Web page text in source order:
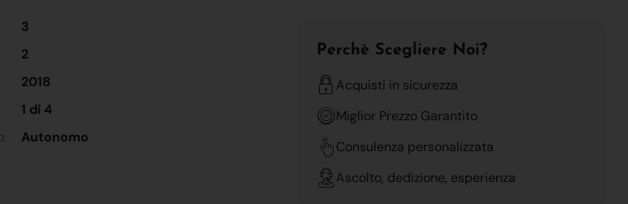
3
2
2018
1 di 4
Autonomo
Perchè Scegliere Noi?
Acquisti in sicurezza
Miglior Prezzo Garantito
Consulenza personalizzata
Ascolto, dedizione, esperienza